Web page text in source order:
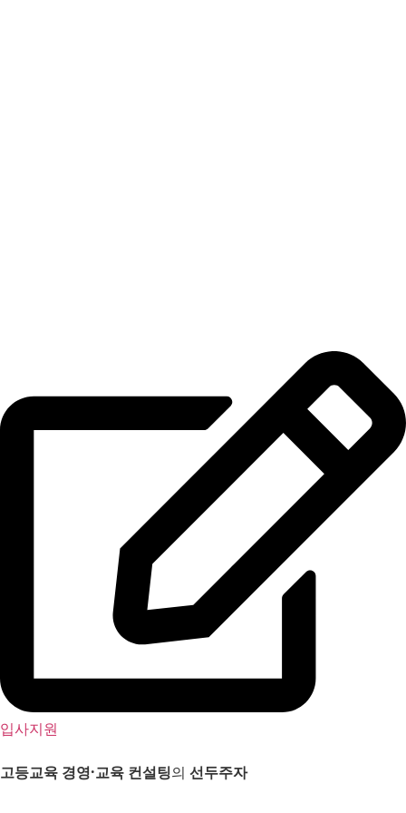
입사지원
고등교육 경영·교육 컨설팅의 선두주자